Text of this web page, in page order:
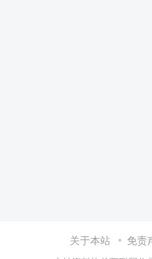
关于本站 免责